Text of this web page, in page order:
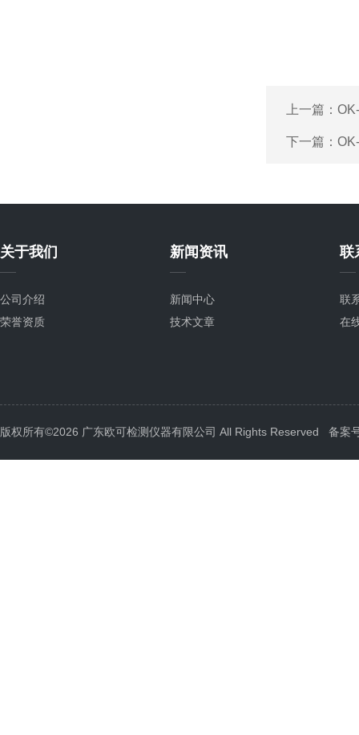
上一篇：
下一篇：
关于我们
公司介绍
荣誉资质
新闻资讯
新闻中心
技术文章
联
联
在
版权所有©2026 广东欧可检测仪器有限公司 All Rights Reserved 备案